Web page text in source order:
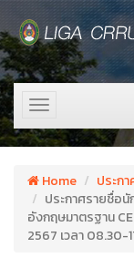
Toggle
navigation
Home
ประก
ประกาศรายชื่อ
อังกฤษมาตรฐาน
2567 เวลา 08.30-